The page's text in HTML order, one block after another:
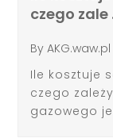
czego zale
ByAKG.waw.pl
Ile kosztuje
czego
gazowego